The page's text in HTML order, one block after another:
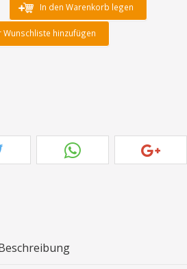
In den Warenkorb legen
Wunschliste hinzufügen